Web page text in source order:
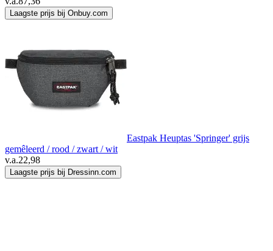
Laagste prijs bij Onbuy.com
Eastpak Heuptas 'Springer' grijs
gemêleerd / rood / zwart / wit
v.a.22,98
Laagste prijs bij Dressinn.com